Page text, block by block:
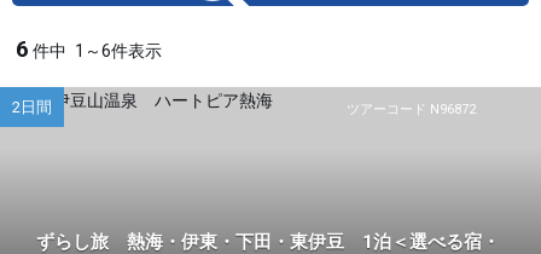
6 件中 1～6件表示
ツアーコード N96872
2日間
ずらし旅 熱海・伊東・下田・東伊豆 1泊＜選べる宿・